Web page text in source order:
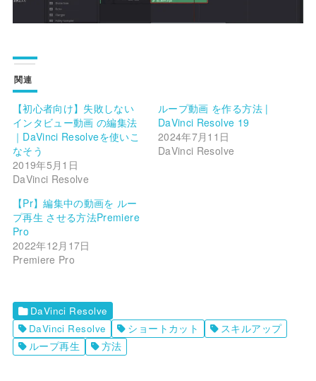
関連
【初心者向け】失敗しない
インタビュー動画 の編集法
｜DaVinci Resolveを使いこ
なそう
2019年5月1日
DaVinci Resolve
ループ動画 を作る方法 |
DaVinci Resolve 19
2024年7月11日
DaVinci Resolve
【Pr】編集中の動画を ルー
プ再生 させる方法Premiere
Pro
2022年12月17日
Premiere Pro
DaVinci Resolve
DaVinci Resolve
ショートカット
スキルアップ
ループ再生
方法